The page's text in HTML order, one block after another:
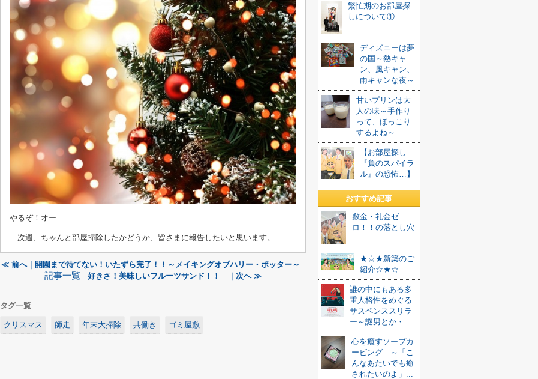
やるぞ！オー
…次週、ちゃんと部屋掃除したかどうか、皆さまに報告したいと思います。
≪ 前へ｜開園まで待てない！いたずら完了！！～メイキングオブハリー・ポッター～
記事一覧 好きさ！美味しいフルーツサンド！！ ｜次へ ≫
タグ一覧
クリスマス 師走 年末大掃除 共働き ゴミ屋敷
繁忙期のお部屋探
しについて①
ディズニーは夢
の国～熱キャ
ン、風キャン、
雨キャンな夜～
甘いプリンは大
人の味～手作り
って、ほっこり
するよね～
【お部屋探し
『負のスパイラ
ル』の恐怖…】
おすすめ記事
敷金・礼金ゼ
ロ！！の落とし穴
★☆★新築のご
紹介☆★☆
誰の中にもある多
重人格性をめぐる
サスペンススリラ
ー～謎男とか・...
心を癒すソープカ
ービング ～「こ
んなあたいでも癒
されたいのよ」...